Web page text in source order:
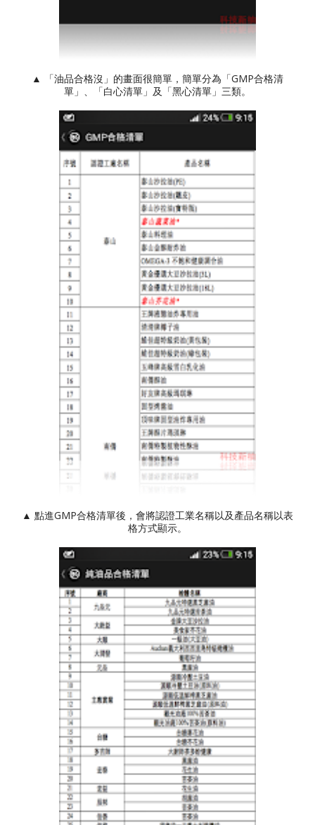
▲ 「油品合格沒」的畫面很簡單，簡單分為「GMP合格清
單」、「白心清單」及「黑心清單」三類。
▲ 點進GMP合格清單後，會將認證工業名稱以及產品名稱以表
格方式顯示。